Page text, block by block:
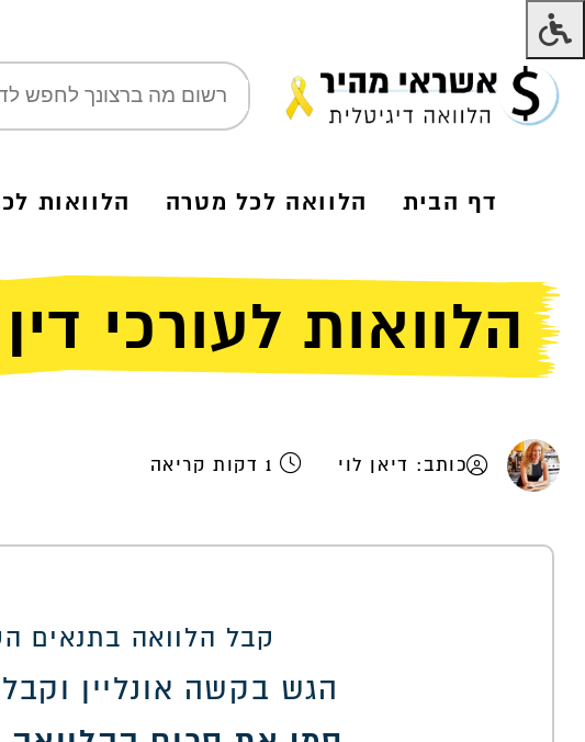
דף הבית הלוואה לכל מטרה הלוואות
הלוואות לעורכי דין
כותב: דיאן לוי 1 דקות קריאה
קבל הלוואה בתנאים
הגש בקשה אונליין